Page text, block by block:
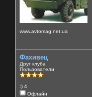
www.avtomag.net.ua
Фахивец
Друг клуба
Пользователи
:) 4
Офлайн